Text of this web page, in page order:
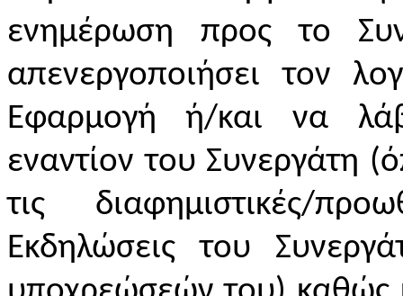
ενημέρωση προς το
απενεργοποιήσει τον
Εφαρμογή ή/και να
εναντίον του Συνεργάτη
τις διαφημιστικές/
Εκδηλώσεις του